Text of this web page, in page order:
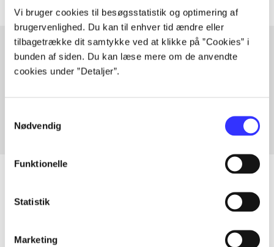
Vi bruger cookies til besøgsstatistik og optimering af
brugervenlighed. Du kan til enhver tid ændre eller
tilbagetrække dit samtykke ved at klikke på ”Cookies” i
bunden af siden. Du kan læse mere om de anvendte
cookies under ”Detaljer”.
Nødvendig
Funktionelle
Statistik
Marketing
Artikler med samme emner